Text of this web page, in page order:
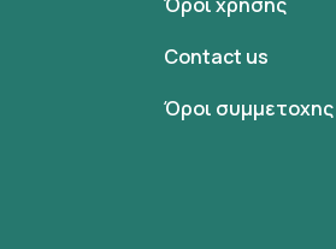
Contact us
Όροι συμμετοχης